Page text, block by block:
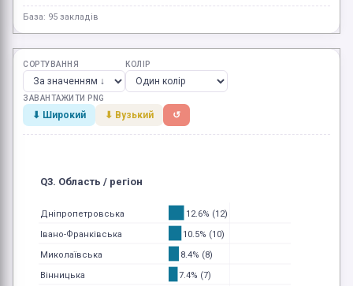
База: 95 закладів
СОРТУВАННЯ КОЛІР
ЗАВАНТАЖИТИ PNG
⬇ Широкий ⬇ Вузький ↺
12.6% (12)
10.5% (10)
8.4% (8)
7.4% (7)
Дніпропетровська
Івано-Франківська
Миколаївська
Вінницька
Q3. Область / регіон